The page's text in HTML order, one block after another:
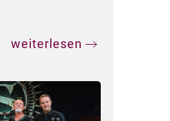
weiterlesen